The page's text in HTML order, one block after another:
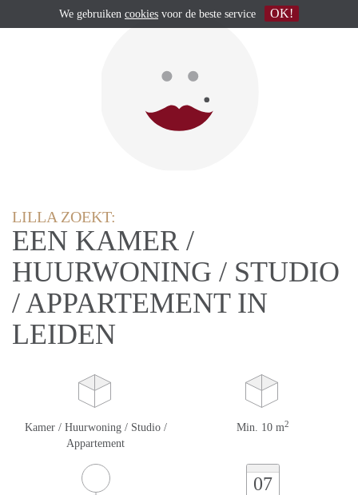
LILLA ZOEKT:
EEN KAMER /
HUURWONING / STUDIO
/ APPARTEMENT IN
LEIDEN
Kamer / Huurwoning / Studio /
Appartement
Min. 10 m2
07
We gebruiken cookies voor de beste service OK!